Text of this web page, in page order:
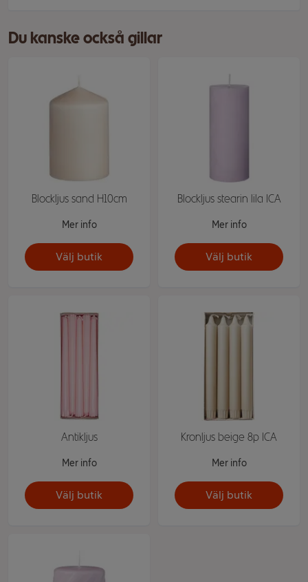
Du kanske också gillar
Blockljus sand H10cm
Mer info
Välj butik
Blockljus stearin lila ICA
Mer info
Välj butik
Antikljus
Mer info
Välj butik
Kronljus beige 8p ICA
Mer info
Välj butik